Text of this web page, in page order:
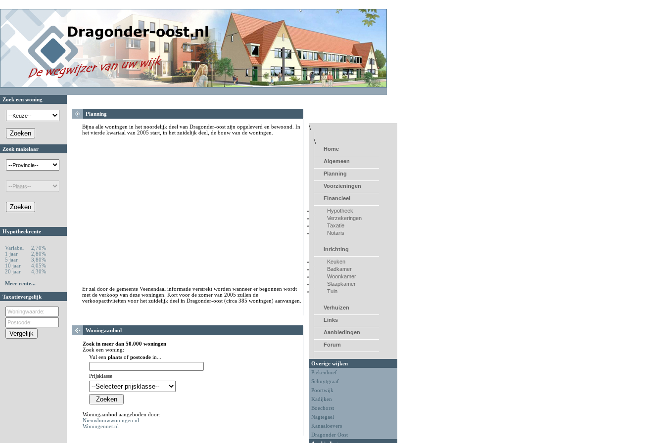
Zoek een woning
Zoek makelaar
Hypotheekrente
Variabel
2,70%
1 jaar
2,80%
5 jaar
3,80%
10 jaar
4,05%
20 jaar
4,30%
Meer rente...
Taxatievergelijk
Planning
Bijna alle woningen in het noordelijk deel van Dragonder-oost zijn opgeleverd en bewoond. In
het vierde kwartaal van 2005 start, in het zuidelijk deel, de bouw van de woningen.
Er zal door de gemeente Veenendaal informatie verstrekt worden wanneer er begonnen wordt
met de verkoop van deze woningen. Kort voor de zomer van 2005 zullen de
verkoopactiviteiten voor het zuidelijk deel in Dragonder-oost (circa 385 woningen) aanvangen.
Woningaanbod
Zoek in meer dan 50.000 woningen
Zoek een woning:
Vul een plaats of postcode in...
Prijsklasse
Woningaanbod aangeboden door:
Nieuwbouwwoningen.nl
Woningennet.nl
\
\
Home
Algemeen
Planning
Voorzieningen
Financieel
Hypotheek
Verzekeringen
Taxatie
Notaris
Inrichting
Keuken
Badkamer
Woonkamer
Slaapkamer
Tuin
Verhuizen
Links
Aanbiedingen
Forum
Overige wijken
Piekenhoef
Schuytgraaf
Poortwijk
Kadijken
Boechorst
Nagtegael
Kanaaloevers
Dragonder Oost